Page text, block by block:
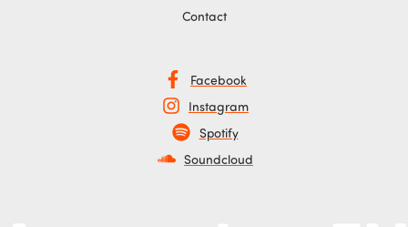
Contact
Facebook
Instagram
Spotify
Soundcloud